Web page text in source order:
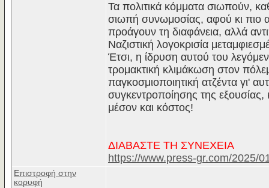
Τα πολιτικά κόμματα σιωπούν,
σιωπή συνωμοσίας, αφού κι πιο
προάγουν τη διαφάνεια, αλλά
Ναζιστική λογοκρισία
Έτσι, η ίδρυση αυτού του
τρομακτική κλιμάκωση στον
παγκοσμιοποιητική ατζέντα γι'
συγκεντροποίησης της
μέσον και κόστος!
ΔΙΑΒΑΣΤΕ ΤΗ ΣΥΝΕΧΕΙΑ
https://www.press-gr.com/2025/
Επιστροφή στην
κορυφή